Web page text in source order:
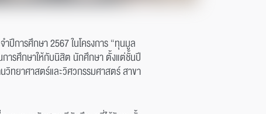
ปีการศึกษา 2567 ในโครงการ “ทุนมูล
ารศึกษาให้กับนิสิต นักศึกษา ตั้งแต่ชั้นปี
วิทยาศาสตร์และวิศวกรรมศาสตร์ สาขา